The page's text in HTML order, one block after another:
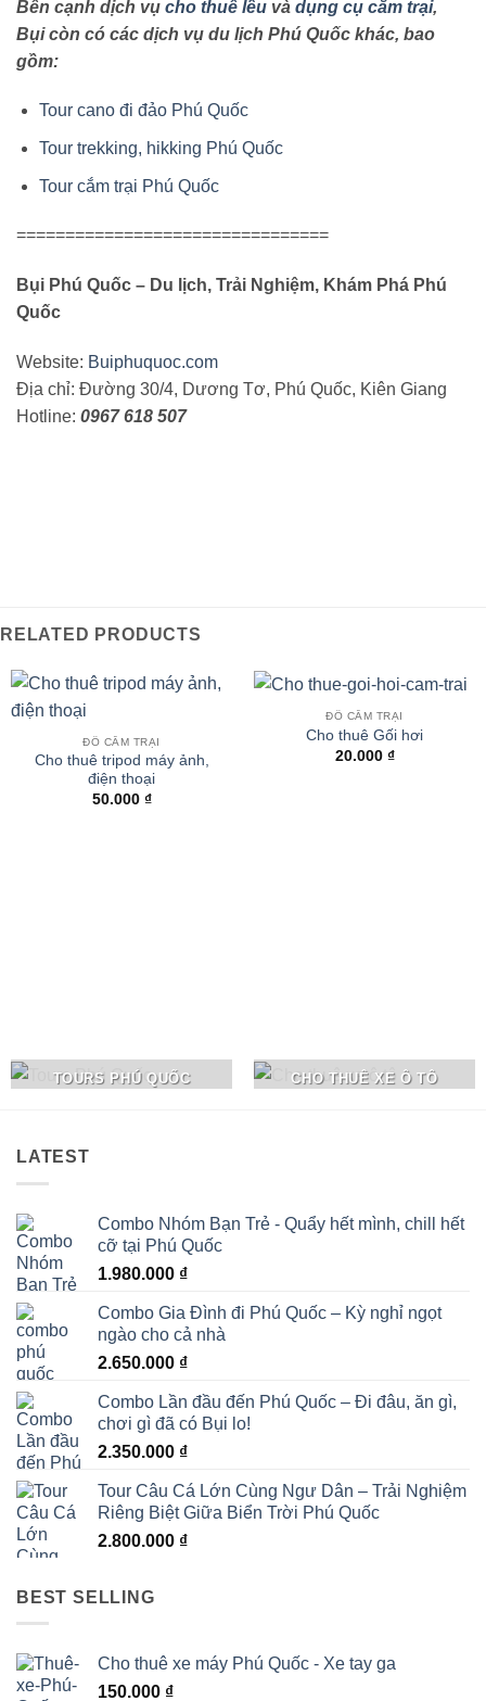
Bên cạnh dịch vụ cho thuê lều và dụng cụ cắm trại,
Bụi còn có các dịch vụ du lịch Phú Quốc khác, bao
gồm:
Tour cano đi đảo Phú Quốc
Tour trekking, hikking Phú Quốc
Tour cắm trại Phú Quốc
================================
Bụi Phú Quốc – Du lịch, Trải Nghiệm, Khám Phá Phú
Quốc
Website: Buiphuquoc.com
Địa chỉ: Đường 30/4, Dương Tơ, Phú Quốc, Kiên Giang
Hotline: 0967 618 507
RELATED PRODUCTS
ĐỒ CẮM TRẠI
Cho thuê tripod máy ảnh,
điện thoại
50.000 ₫
ĐỒ CẮM TRẠI
Cho thuê Gối hơi
20.000 ₫
TOURS PHÚ QUỐC CHO THUÊ XE Ô TÔ
LATEST
Combo Nhóm Bạn Trẻ - Quẩy hết mình, chill hết
cỡ tại Phú Quốc
1.980.000 ₫
Combo Gia Đình đi Phú Quốc – Kỳ nghỉ ngọt
ngào cho cả nhà
2.650.000 ₫
Combo Lần đầu đến Phú Quốc – Đi đâu, ăn gì,
chơi gì đã có Bụi lo!
2.350.000 ₫
Tour Câu Cá Lớn Cùng Ngư Dân – Trải Nghiệm
Riêng Biệt Giữa Biển Trời Phú Quốc
2.800.000 ₫
BEST SELLING
Cho thuê xe máy Phú Quốc - Xe tay ga
150.000 ₫